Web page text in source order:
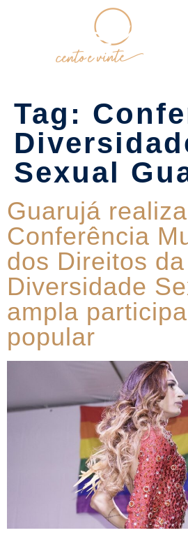
Tag:
Sexual
Guarujá
Conferência
dos Direitos da
Diversidade
ampla
popular